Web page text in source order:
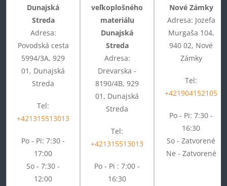
Dunajská
Streda
Adresa:
Povodská cesta
5994/3A, 929
01, Dunajská
Streda
Tel:
+421315513013
Po - Pi: 7:30 -
17:00
So - 7:30 -
12:00
veľkoplošného
materiálu
Dunajská
Streda
Adresa:
Drevarska -
8190/4B, 929
01, Dunajská
Streda
Tel:
+421315513013
Po - Pi : 7:00 -
16:30
Nové Zámky
Adresa: Jozefa
Murgaša 104,
940 02, Nové
Zámky
Tel:
+421904152105
Po - Pi: 7:30 -
16:30
So - Zatvorené
Ne - Zatvorené